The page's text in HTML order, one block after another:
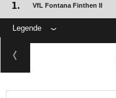
1. VfL Fontana Finthen II
Legende